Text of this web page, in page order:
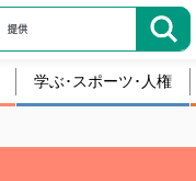
学ぶ･スポーツ･人権